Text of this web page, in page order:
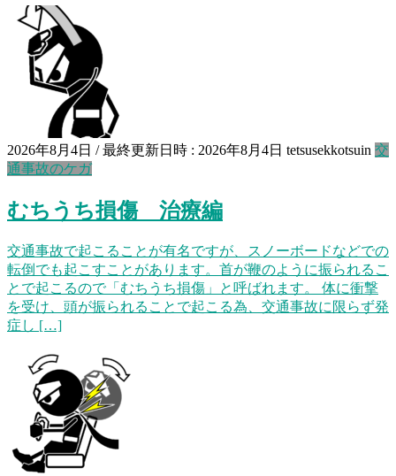
2026年8月4日 / 最終更新日時 : 2026年8月4日 tetsusekkotsuin 交
通事故のケガ
むちうち損傷 治療編
交通事故で起こることが有名ですが、スノーボードなどでの
転倒でも起こすことがあります。首が鞭のように振られるこ
とで起こるので「むちうち損傷」と呼ばれます。 体に衝撃
を受け、頭が振られることで起こる為、交通事故に限らず発
症し […]